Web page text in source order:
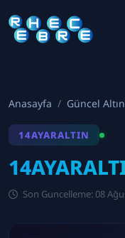
Anasayfa Güncel
14AYARALTIN
Son Guncelleme: 08